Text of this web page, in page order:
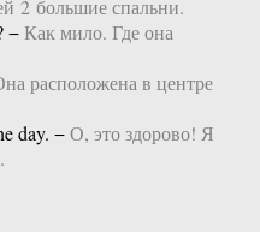
2 большие спальни.
−Как мило. Где она
расположена в центре
day. −О, это здорово! Я